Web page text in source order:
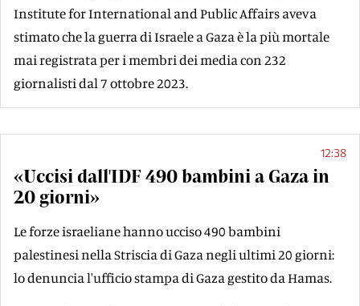
Institute for International and Public Affairs aveva
stimato che la guerra di Israele a Gaza è la più mortale
mai registrata per i membri dei media con 232
giornalisti dal 7 ottobre 2023.
12:38
«Uccisi dall'IDF 490 bambini a Gaza in
20 giorni»
Le forze israeliane hanno ucciso 490 bambini
palestinesi nella Striscia di Gaza negli ultimi 20 giorni:
lo denuncia l'ufficio stampa di Gaza gestito da Hamas.